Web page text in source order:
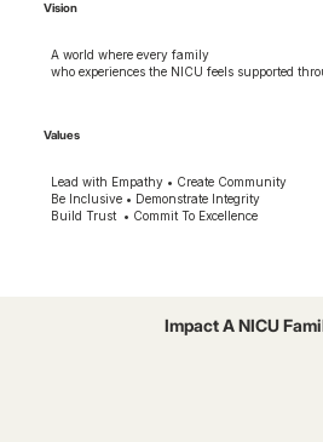
Vision
A world where every family
who experiences the NICU feels supported
Values
Lead with Empathy • Create Community
Be Inclusive • Demonstrate Integrity
Build Trust • Commit To Excellence
Impact A NICU